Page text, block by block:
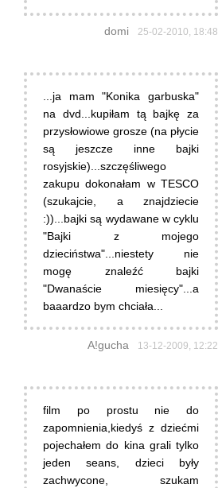
domi 25-02-2010, 18:48
...ja mam "Konika garbuska"
na dvd...kupiłam tą bajkę za
przysłowiowe grosze (na płycie
są jeszcze inne bajki
rosyjskie)...szczęśliwego
zakupu dokonałam w TESCO
(szukajcie, a znajdziecie
:))...bajki są wydawane w cyklu
"Bajki z mojego
dzieciństwa"...niestety nie
mogę znaleźć bajki
"Dwanaście miesięcy"...a
baaardzo bym chciała...
A!gucha 13-12-2009, 12:22
film po prostu nie do
zapomnienia,kiedyś z dziećmi
pojechałem do kina grali tylko
jeden seans, dzieci były
zachwycone, szukam